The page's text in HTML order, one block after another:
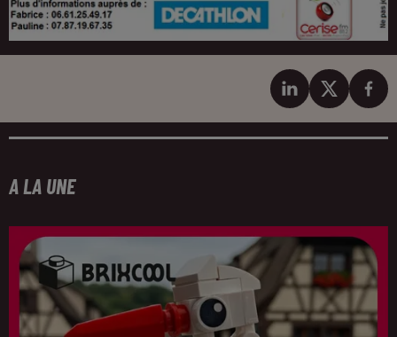
A LA UNE